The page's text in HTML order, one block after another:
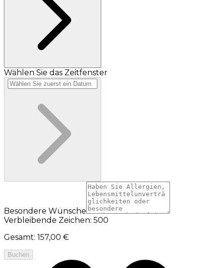
Wählen Sie das Zeitfenster
Besondere Wünsche
Verbleibende Zeichen: 500
Gesamt: 157,00 €
Buchen